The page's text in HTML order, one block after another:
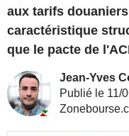
aux tarifs
caractéristique
que le pacte de
Jean-Yves
Publié le 11/